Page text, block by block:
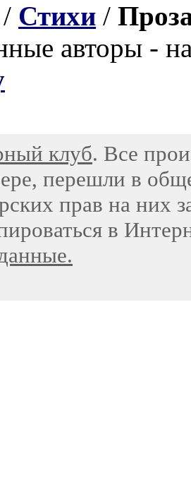
/ Стихи /
авторы -
клуб. Все
перешли в
прав на них
в